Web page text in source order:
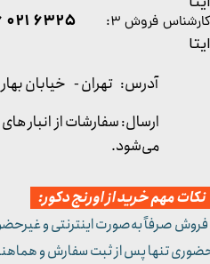
کارشناس فروش ۳: ۶۳۲۵ ۰۲۱ ۰۹۳۶
ایتا
آدرس: تهران - خیابان
مهم خرید از اورنج دکور:
صرفاً به‌صورت اینترنتی و
تنها پس از ثبت سفارش و
ارسال: سفارشات از انبار
می‌شود.